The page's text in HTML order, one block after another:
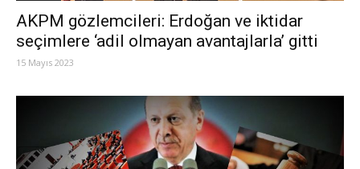
AKPM gözlemcileri: Erdoğan ve iktidar
seçimlere ‘adil olmayan avantajlarla’ gitti
15 Mayıs 2023